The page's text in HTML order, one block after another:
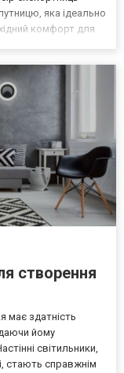
яка ідеально
комфорт для
створення
має здатність
йому
світильники,
стають справжнім